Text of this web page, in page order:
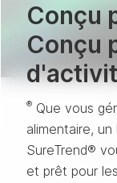
Conçu
Conçu
® Que vous
alimentaire,
SureTrend®
et prêt pour